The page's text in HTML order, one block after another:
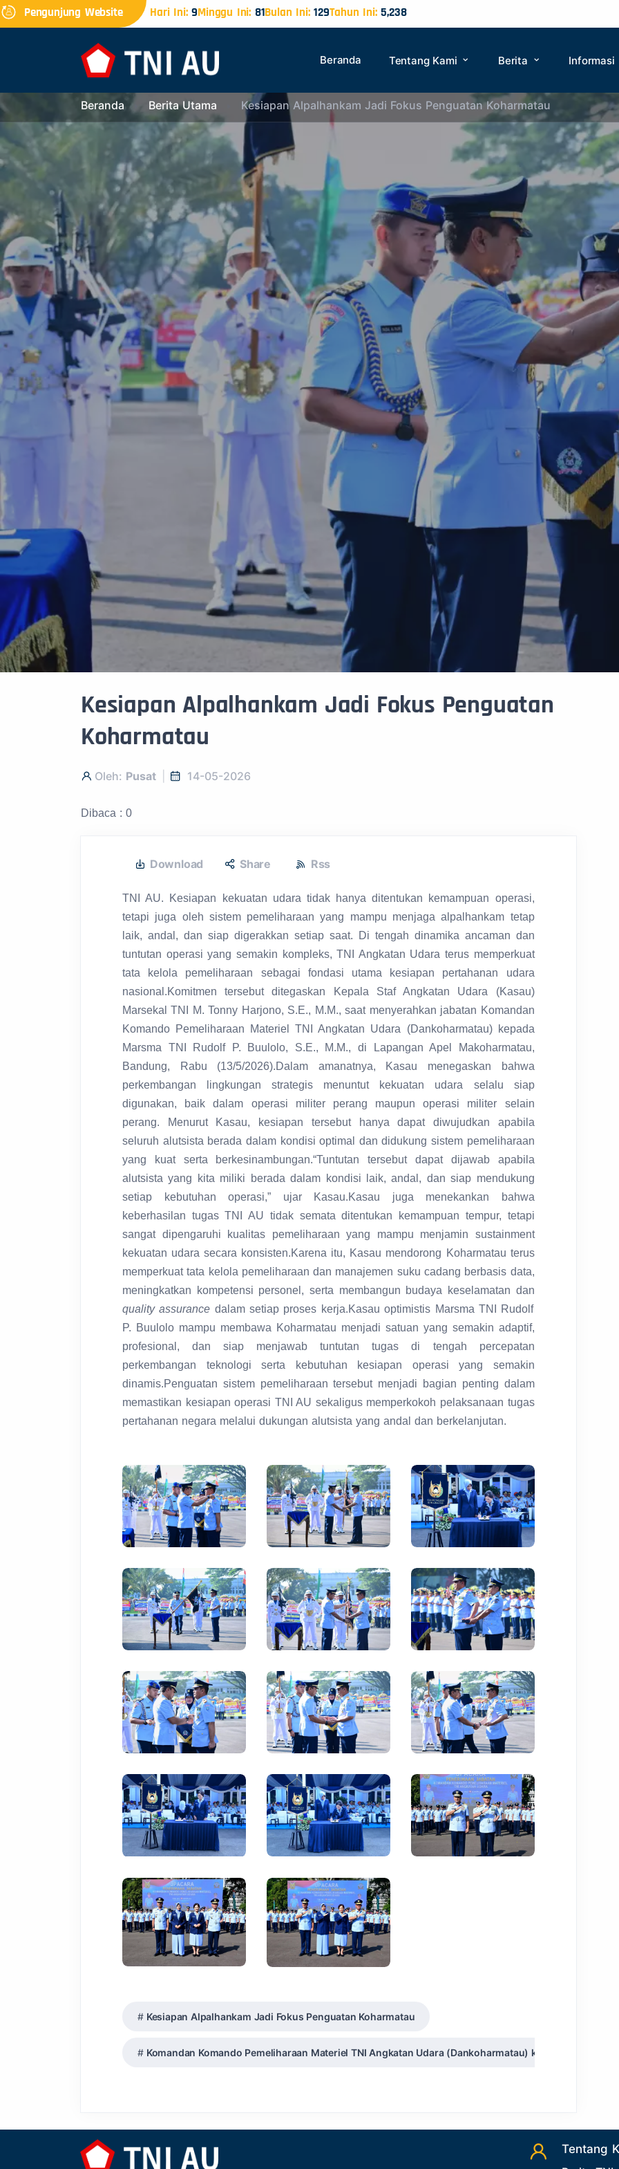
Pengunjung Website Hari Ini:9Minggu Ini: 81Bulan Ini:129Tahun Ini:5,238
Beranda Tentang Kami Berita Informasi
Beranda Berita Utama Kesiapan Alpalhankam Jadi Fokus Penguatan Koharmatau
Kesiapan Alpalhankam Jadi Fokus Penguatan
Koharmatau
Oleh: Pusat 14-05-2026
Dibaca : 0
Download Share Rss
TNI AU. Kesiapan kekuatan udara tidak hanya ditentukan kemampuan operasi,
tetapi juga oleh sistem pemeliharaan yang mampu menjaga alpalhankam tetap
laik, andal, dan siap digerakkan setiap saat. Di tengah dinamika ancaman dan
tuntutan operasi yang semakin kompleks, TNI Angkatan Udara terus memperkuat
tata kelola pemeliharaan sebagai fondasi utama kesiapan pertahanan udara
nasional.Komitmen tersebut ditegaskan Kepala Staf Angkatan Udara (Kasau)
Marsekal TNI M. Tonny Harjono, S.E., M.M., saat menyerahkan jabatan Komandan
Komando Pemeliharaan Materiel TNI Angkatan Udara (Dankoharmatau) kepada
Marsma TNI Rudolf P. Buulolo, S.E., M.M., di Lapangan Apel Makoharmatau,
Bandung, Rabu (13/5/2026).Dalam amanatnya, Kasau menegaskan bahwa
perkembangan lingkungan strategis menuntut kekuatan udara selalu siap
digunakan, baik dalam operasi militer perang maupun operasi militer selain
perang. Menurut Kasau, kesiapan tersebut hanya dapat diwujudkan apabila
seluruh alutsista berada dalam kondisi optimal dan didukung sistem pemeliharaan
yang kuat serta berkesinambungan.“Tuntutan tersebut dapat dijawab apabila
alutsista yang kita miliki berada dalam kondisi laik, andal, dan siap mendukung
setiap kebutuhan operasi,” ujar Kasau.Kasau juga menekankan bahwa
keberhasilan tugas TNI AU tidak semata ditentukan kemampuan tempur, tetapi
sangat dipengaruhi kualitas pemeliharaan yang mampu menjamin sustainment
kekuatan udara secara konsisten.Karena itu, Kasau mendorong Koharmatau terus
memperkuat tata kelola pemeliharaan dan manajemen suku cadang berbasis data,
meningkatkan kompetensi personel, serta membangun budaya keselamatan dan
quality assurance dalam setiap proses kerja.Kasau optimistis Marsma TNI Rudolf
P. Buulolo mampu membawa Koharmatau menjadi satuan yang semakin adaptif,
profesional, dan siap menjawab tuntutan tugas di tengah percepatan
perkembangan teknologi serta kebutuhan kesiapan operasi yang semakin
dinamis.Penguatan sistem pemeliharaan tersebut menjadi bagian penting dalam
memastikan kesiapan operasi TNI AU sekaligus memperkokoh pelaksanaan tugas
pertahanan negara melalui dukungan alutsista yang andal dan berkelanjutan.
Kesiapan Alpalhankam Jadi Fokus Penguatan Koharmatau
Komandan Komando Pemeliharaan Materiel TNI Angkatan Udara (Dankoharmatau) kepada Marsma
Tentang